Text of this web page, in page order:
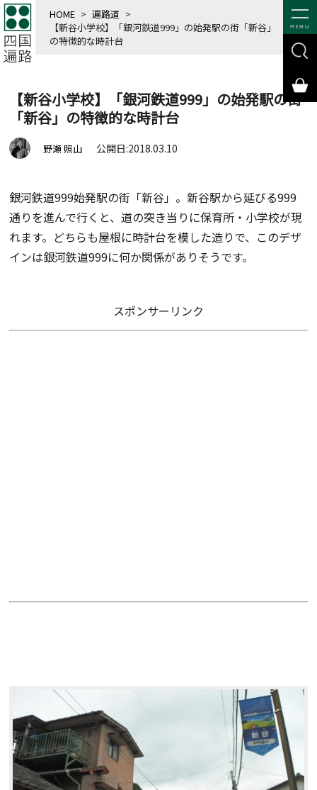
MENU
HOME > 遍路道 >
【新谷小学校】「銀河鉄道999」の始発駅の街「新谷」
の特徴的な時計台
【新谷小学校】「銀河鉄道999」の始発駅の街
「新谷」の特徴的な時計台
野瀬 照山 公開日:2018.03.10
銀河鉄道999始発駅の街「新谷」。新谷駅から延びる999
通りを進んで行くと、道の突き当りに保育所・小学校が現
れます。どちらも屋根に時計台を模した造りで、このデザ
インは銀河鉄道999に何か関係がありそうです。
スポンサーリンク